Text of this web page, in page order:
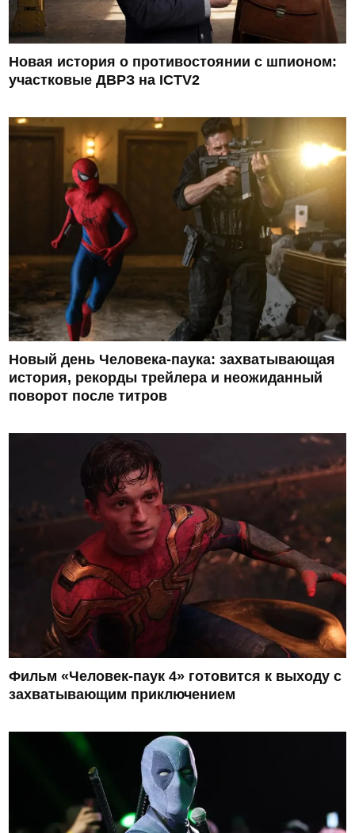
Новая история о противостоянии с шпионом:
участковые ДВРЗ на ICTV2
Новый день Человека-паука: захватывающая
история, рекорды трейлера и неожиданный
поворот после титров
Фильм «Человек-паук 4» готовится к выходу с
захватывающим приключением